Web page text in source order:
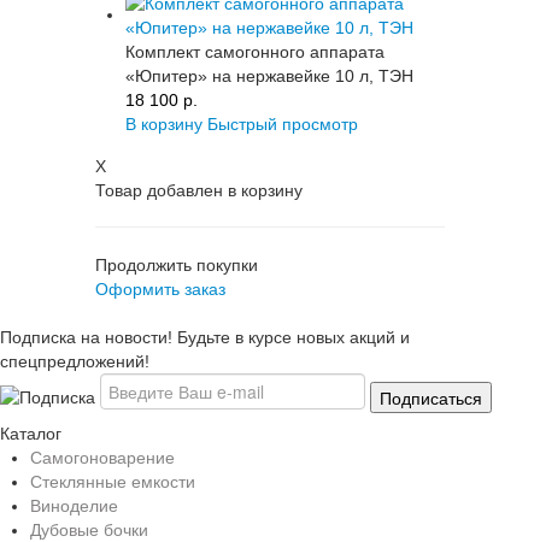
Комплект самогонного аппарата
«Юпитер» на нержавейке 10 л, ТЭН
18 100 p.
В корзину Быстрый просмотр
X
Товар добавлен в корзину
Продолжить покупки
Оформить заказ
Подписка на новости! Будьте в курсе новых акций и
спецпредложений!
Каталог
Самогоноварение
Стеклянные емкости
Виноделие
Дубовые бочки